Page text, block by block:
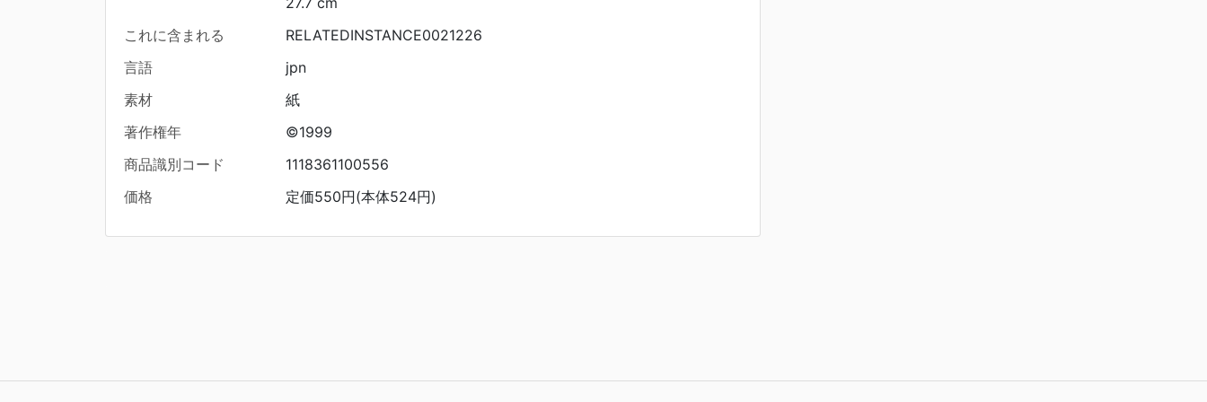
これに含まれる
RELATEDINSTANCE0021226
言語
jpn
素材
紙
著作権年
©1999
商品識別コード
1118361100556
価格
定価550円(本体524円)